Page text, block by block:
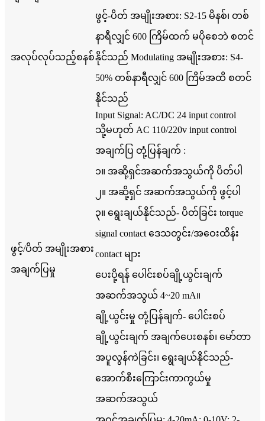
အလုပ်လုပ်သည့်စနစ်
ဖွင့်-ပိတ် အမျိုးအစား: S2-15 မိနစ်၊ တစ်
နာရီလျှင် 600 ကြိမ်ထက် မပိုစေဘဲ စတင်
နိုင်သည် Modulating အမျိုးအစား: S4-
50% တစ်နာရီလျှင် 600 ကြိမ်အထိ စတင်
နိုင်သည်
ဖွင့်/ပိတ် အမျိုးအစား
အချက်ပြမှု
Input Signal: AC/DC 24 input control
သို့မဟုတ် AC 110/220v input control
အချက်ပြ တုံ့ပြန်ချက် :
၁။ အဆို့ရှင်အဆက်အသွယ်ကို ပိတ်ပါ
၂။ အဆို့ရှင် အဆက်အသွယ်ကို ဖွင့်ပါ
၃။ ရွေးချယ်နိုင်သည်- ပိတ်ခြင်း torque
signal contact ဒေသတွင်း/အဝေးထိန်း
contact များ
ပေးပို့ရန် ပေါင်းစပ်ချို့ယွင်းချက်
အဆက်အသွယ် 4~20 mA။
ချို့ယွင်းမှု တုံ့ပြန်ချက်- ပေါင်းစပ်
ချို့ယွင်းချက် အချက်ပေးစနစ်၊ မော်တာ
အပူလွန်ကဲခြင်း၊ ရွေးချယ်နိုင်သည်-
အောက်စီးကြောင်းကာကွယ်မှု
အဆက်အသွယ်